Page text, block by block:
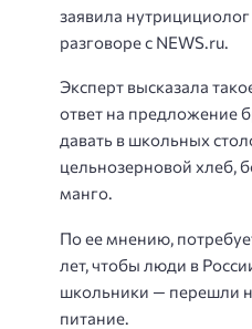
заявила
разговоре с NEWS.ru.
Эксперт высказала
ответ на предложение
давать в школьных
цельнозерновой хлеб,
манго.
По ее мнению,
лет, чтобы люди в
школьники — перешли
питание.